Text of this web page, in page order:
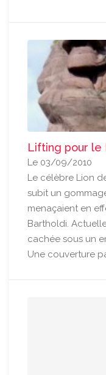
Lifting pour le
Le 03/09/2010
Le célèbre Lion
subit un
menaçaient en
Bartholdi.
cachée sous un
Une couverture